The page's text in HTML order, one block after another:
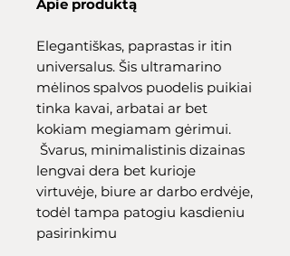
Apie produktą
Elegantiškas, paprastas ir itin
universalus. Šis ultramarino
mėlinos spalvos puodelis puikiai
tinka kavai, arbatai ar bet
kokiam megiamam gėrimui.
Švarus, minimalistinis dizainas
lengvai dera bet kurioje
virtuvėje, biure ar darbo erdvėje,
todėl tampa patogiu kasdieniu
pasirinkimu